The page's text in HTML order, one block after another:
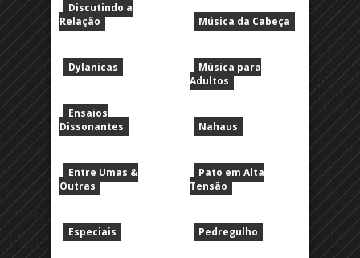
Discutindo a
Relação
Dylanicas
Ensaios
Dissonantes
Entre Umas &
Outras
Especiais
Música da Cabeça
Música para
Adultos
Nahaus
Pato em Alta
Tensão
Pedregulho